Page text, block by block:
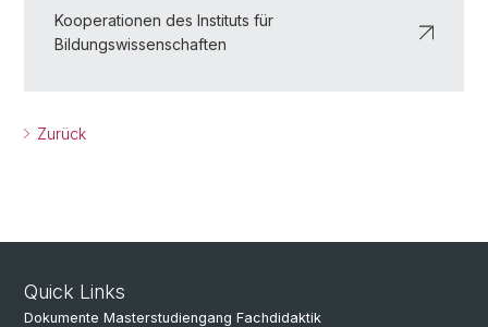
Kooperationen des Instituts für
Bildungswissenschaften
Zurück
Quick Links
Dokumente Masterstudiengang Fachdidaktik